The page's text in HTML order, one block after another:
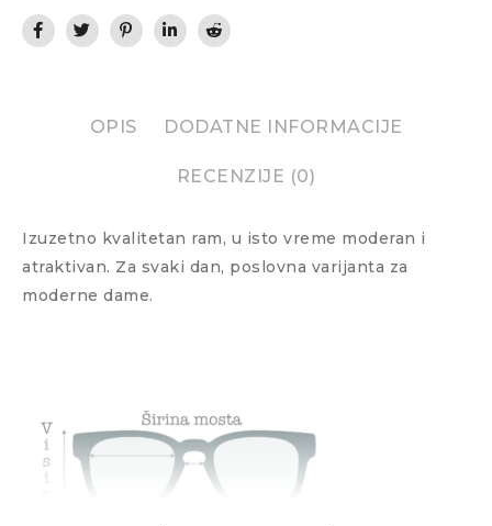
OPIS DODATNE INFORMACIJE
RECENZIJE (0)
Izuzetno kvalitetan ram, u isto vreme moderan i
atraktivan. Za svaki dan, poslovna varijanta za
moderne dame.